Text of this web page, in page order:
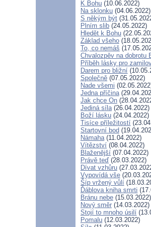
K Bohu (10.06.2022)
Na sklonku (04.06.2022)
S někým být
Plním slib (24.05.2022)
Hledět k Bohu
Základ všeho
To, co nemáš
Chvalozpěv na dobrotu
Příběh lásky pro
Darem pro bližní
Společně (07.05.2022)
Nade všemi
Jedna příčina
Jak chce On
Jediná síla(26.04.2022)
Boží lásku (24.04.2022)
Tisíce příležitostí
Startovní bod
Námaha(11.04.2022)
Vítězství (08.04.2022)
Blaženější (07.04.2022)
Právě teď (28.03.2022)
Dívat vzhůru
Vypovídá vše
Šíp vržený vůlí
Ďáblova kniha smrti
Bránu nebe (15.03.2022)
Nový směr (14.03.2022)
Stojí to mnoho úsilí
Pomalu (12.03.2022)